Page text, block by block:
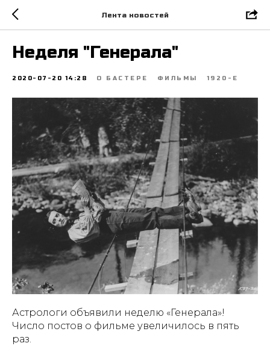
Лента новостей
Неделя "Генерала"
2020-07-20 14:28 О БАСТЕРЕ ФИЛЬМЫ 1920-Е
Астрологи объявили неделю «Генерала»!
Число постов о фильме увеличилось в пять
раз.